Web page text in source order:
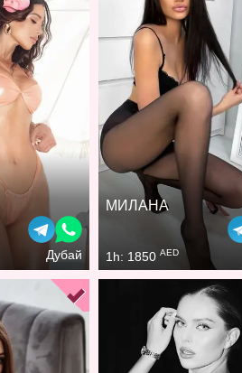
Дубай
МИЛАНА
1h: 1850 AED